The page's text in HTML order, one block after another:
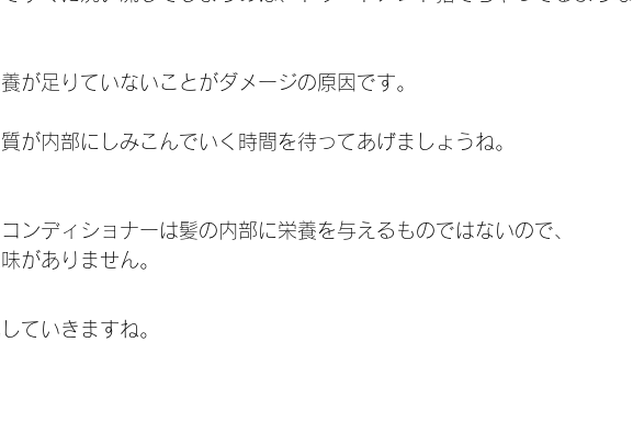
が足りていないことがダメージの原因です。
が内部にしみこんでいく時間を待ってあげましょうね。
ンディショナーは髪の内部に栄養を与えるものではないので、
がありません。
ていきますね。